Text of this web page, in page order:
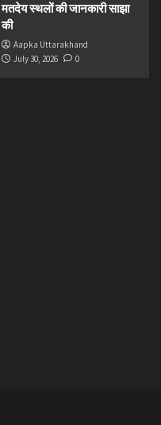
मतदेय स्थलों की जानकारी साझा
की
Aapka Uttarakhand
July 30, 2026
0